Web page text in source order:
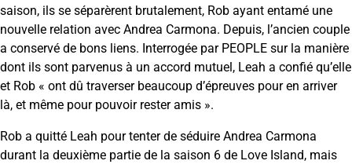
saison, ils se séparèrent brutalement, Rob ayant entamé une
nouvelle relation avec Andrea Carmona. Depuis, l’ancien couple
a conservé de bons liens. Interrogée par PEOPLE sur la manière
dont ils sont parvenus à un accord mutuel, Leah a confié qu’elle
et Rob « ont dû traverser beaucoup d’épreuves pour en arriver
là, et même pour pouvoir rester amis ».
Rob a quitté Leah pour tenter de séduire Andrea Carmona
durant la deuxième partie de la saison 6 de Love Island, mais